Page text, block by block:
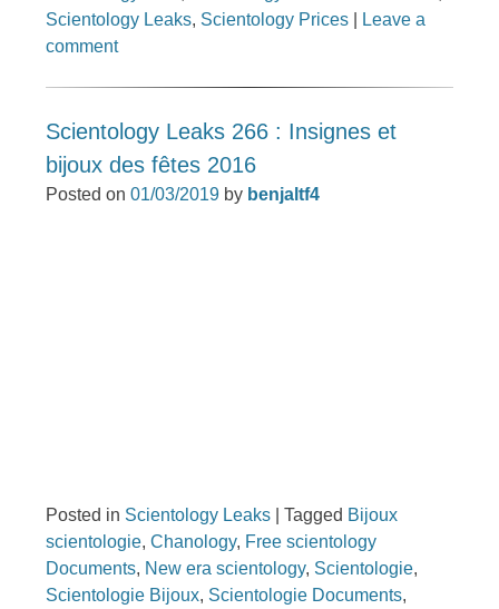
Scientology Leaks, Scientology Prices
Leave a
comment
Scientology Leaks 266 : Insignes et
bijoux des fêtes 2016
Posted on01/03/2019 by benjaltf4
Posted in Scientology Leaks |Tagged Bijoux
scientologie,Chanology, Free scientology
Documents, New era scientology, Scientologie,
Scientologie Bijoux, Scientologie Documents,